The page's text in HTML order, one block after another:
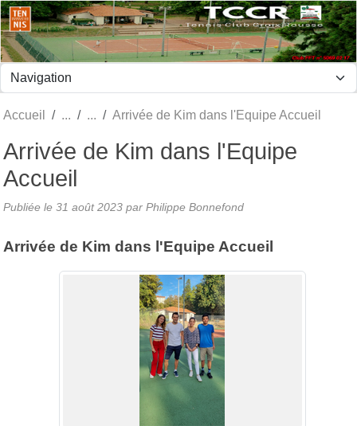
Accueil Arrivée de Kim dans l'Equipe Accueil
Arrivée de Kim dans l'Equipe
Accueil
Publiée le 31 août 2023 par Philippe Bonnefond
Arrivée de Kim dans l'Equipe Accueil
Panneau de gestion des cookies